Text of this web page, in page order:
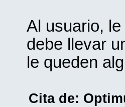
Al usuario,
debe llevar
le queden
Cita de: